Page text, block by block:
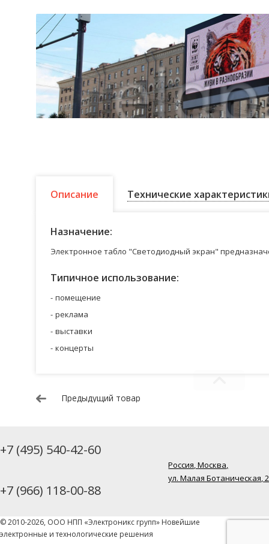
Описание Технические
Назначение:
Электронное табло "Светодиодный экран"
Типичное использование:
помещение
реклама
выставки
концерты
Предыдущий товар
+7 (495) 540-42-60
+7 (966) 118-00-88
Россия, Москва,
ул. Малая Ботаническая,
© 2010-2026, ООО НПП «Электроникс групп» Новейшие
электронные и технологические решения